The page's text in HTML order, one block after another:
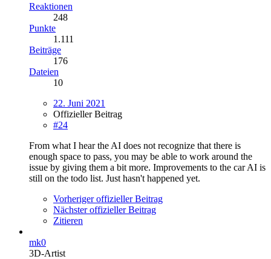
Reaktionen
248
Punkte
1.111
Beiträge
176
Dateien
10
22. Juni 2021
Offizieller Beitrag
#24
From what I hear the AI does not recognize that there is
enough space to pass, you may be able to work around the
issue by giving them a bit more. Improvements to the car AI is
still on the todo list. Just hasn't happened yet.
Vorheriger offizieller Beitrag
Nächster offizieller Beitrag
Zitieren
mk0
3D-Artist